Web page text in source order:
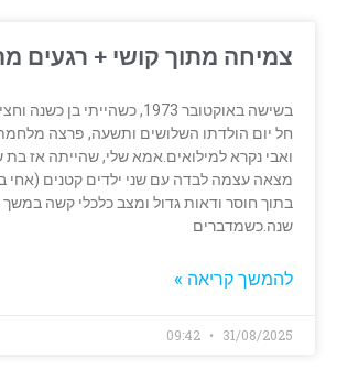
צמיחה מתוך קושי + רגעים
בשישה באוקטובר 1973, כשהייתי בן
חל יום הולדתו השלושים ותשעה, פרצה מלחמת
ואבי נקרא למילואים.אמא שלי, שהייתה אז בת
מצאה עצמה לבדה עם שני ילדים קטנים (אחי
בתוך חוסר ודאות גדול ומצב כלכלי קשה במשך
שנה.כשמדברים
להמשך קריאה »
31/08/2025